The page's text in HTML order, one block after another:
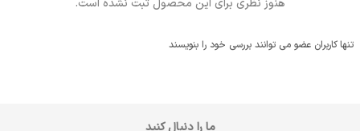
تنها کاربران عضو می توانند بررسی خود را بنویسند
ما را دنبال کنید